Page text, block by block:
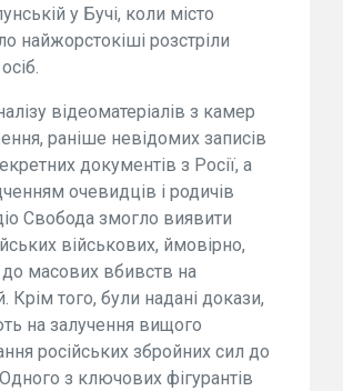
у Бучі, коли місто
найжорстокіші розстріли
відеоматеріалів з камер
раніше невідомих записів
документів з Росії, а
очевидців і родичів
Свобода змогло виявити
військових, ймовірно,
до масових вбивств на
Крім того, були надані докази,
на залучення вищого
російських збройних сил до
з ключових фігурантів